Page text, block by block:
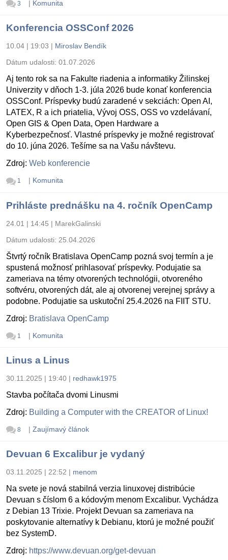
3 | Komunita
Konferencia OSSConf 2026
10.04 | 19:03 | Miroslav Bendík
Dátum udalosti: 01.07.2026
Aj tento rok sa na Fakulte riadenia a informatiky Žilinskej
Univerzity v dňoch 1-3. júla 2026 bude konať konferencia
OSSConf. Príspevky budú zaradené v sekciách: Open AI,
LATEX, R a ich priatelia, Vývoj OSS, OSS vo vzdelávaní,
Open GIS & Open Data, Open Hardware a
Kyberbezpečnosť. Vlastné príspevky je možné registrovať
do 10. júna 2026. Tešíme sa na Vašu návštevu.
Zdroj: Web konferencie
1 | Komunita
Prihláste prednášku na 4. ročník OpenCamp
24.01 | 14:45 | MarekGalinski
Dátum udalosti: 25.04.2026
Štvrtý ročník Bratislava OpenCamp pozná svoj termín a je
spustená možnosť prihlasovať príspevky. Podujatie sa
zameriava na témy otvorených technológii, otvoreného
softvéru, otvorených dát, ale aj otvorenej verejnej správy a
podobne. Podujatie sa uskutoční 25.4.2026 na FIIT STU.
Zdroj: Bratislava OpenCamp
1 | Komunita
Linus a Linus
30.11.2025 | 19:40 | redhawk1975
Stavba počítača dvomi Linusmi
Zdroj: Building a Computer with the CREATOR of Linux!
8 | Zaujímavý článok
Devuan 6 Excalibur je vydaný
03.11.2025 | 22:52 | menom
Na svete je nová stabilná verzia linuxovej distribúcie
Devuan s číslom 6 a kódovým menom Excalibur. Vychádza
z Debian 13 Trixie. Projekt Devuan sa zameriava na
poskytovanie alternatívy k Debianu, ktorú je možné použiť
bez SystemD.
Zdroj: https://www.devuan.org/get-devuan